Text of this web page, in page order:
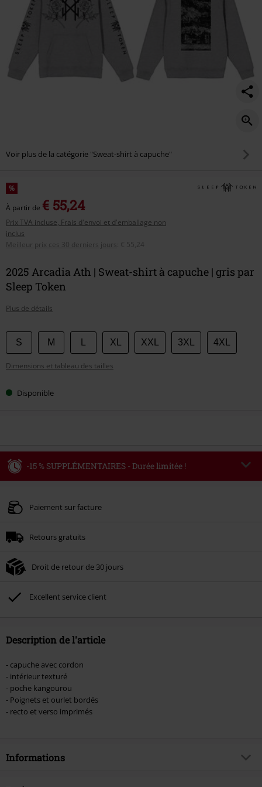
Voir plus de la catégorie "Sweat-shirt à capuche"
%
À partir de € 55,24
Prix TVA incluse, Frais d'envoi et d'emballage non
inclus
Meilleur prix ces 30 derniers jours
€ 55,24
2025 Arcadia Ath | Sweat-shirt à capuche | gris par
Sleep Token
Plus de détails
Choisissez
votre
taille
S M XL XXL 3XL 4XL
Dimensions et tableau des tailles
Disponible
-15 % SUPPLÉMENTAIRES - Durée limitée !
Valable jusqu'au 09/08/2026
Une fois le code saisi, la réduction sera automatiquement déduite à la fin de
Non cumulable avec dautres promotions. Non valable sur : les livres, les
Broilers, Die Ärzte, Die Toten Hosen, Metality, les bons d'achat et les articles
incluant un don.
Paiement sur facture
Retours gratuits
Droit de retour de 30 jours
Excellent service client
Description de l'article
- capuche avec cordon
- intérieur texturé
- poche kangourou
- Poignets et ourlet bordés
- recto et verso imprimés
Informations